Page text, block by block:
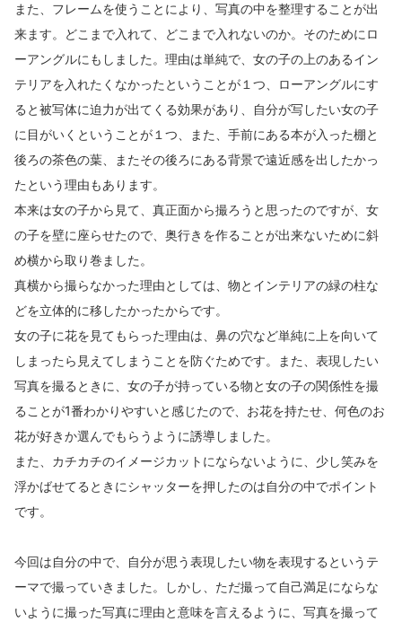
また、フレームを使うことにより、写真の中を整理することが出
来ます。どこまで入れて、どこまで入れないのか。そのためにロ
ーアングルにもしました。理由は単純で、女の子の上のあるイン
テリアを入れたくなかったということが１つ、ローアングルにす
ると被写体に迫力が出てくる効果があり、自分が写したい女の子
に目がいくということが１つ、また、手前にある本が入った棚と
後ろの茶色の葉、またその後ろにある背景で遠近感を出したかっ
たという理由もあります。
本来は女の子から見て、真正面から撮ろうと思ったのですが、女
の子を壁に座らせたので、奥行きを作ることが出来ないために斜
め横から取り巻ました。
真横から撮らなかった理由としては、物とインテリアの緑の柱な
どを立体的に移したかったからです。
女の子に花を見てもらった理由は、鼻の穴など単純に上を向いて
しまったら見えてしまうことを防ぐためです。また、表現したい
写真を撮るときに、女の子が持っている物と女の子の関係性を撮
ることが1番わかりやすいと感じたので、お花を持たせ、何色のお
花が好きか選んでもらうように誘導しました。
また、カチカチのイメージカットにならないように、少し笑みを
浮かばせてるときにシャッターを押したのは自分の中でポイント
です。
今回は自分の中で、自分が思う表現したい物を表現するというテ
ーマで撮っていきました。しかし、ただ撮って自己満足にならな
いように撮った写真に理由と意味を言えるように、写真を撮って